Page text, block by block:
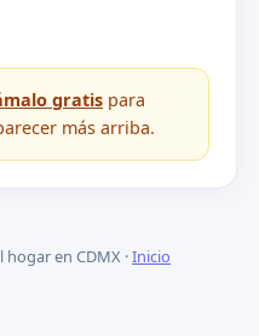
gratispara
más arriba.
en CDMX ·Inicio